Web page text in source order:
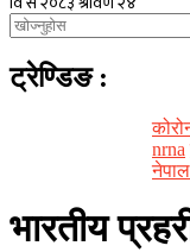
ट्रेण्डिङ :
nrna
भारतीय